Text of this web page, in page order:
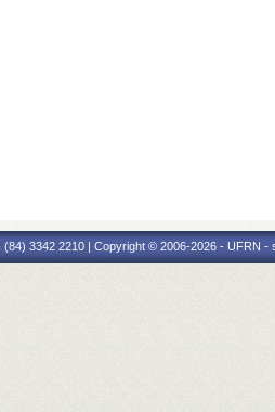
3342 2210 | Copyright © 2006-2026 - UFRN